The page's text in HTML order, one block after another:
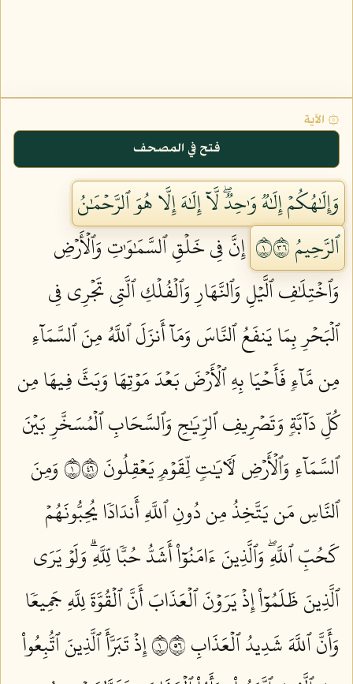
۞ الآية
فتح في المصحف
وَإِلَٰهُكُمۡ إِلَٰهٞ وَٰحِدٞۖ لَّآ إِلَٰهَ إِلَّا هُوَ ٱلرَّحۡمَٰنُ
ٱلرَّحِيمُ ١٦٣
إِنَّ فِي خَلۡقِ ٱلسَّمَٰوَٰتِ وَٱلۡأَرۡضِ
وَٱخۡتِلَٰفِ ٱلَّيۡلِ وَٱلنَّهَارِ وَٱلۡفُلۡكِ ٱلَّتِي تَجۡرِي فِي
ٱلۡبَحۡرِ بِمَا يَنفَعُ ٱلنَّاسَ وَمَآ أَنزَلَ ٱللَّهُ مِنَ ٱلسَّمَآءِ
مِن مَّآءٖ فَأَحۡيَا بِهِ ٱلۡأَرۡضَ بَعۡدَ مَوۡتِهَا وَبَثَّ فِيهَا مِن
كُلِّ دَآبَّةٖ وَتَصۡرِيفِ ٱلرِّيَٰحِ وَٱلسَّحَابِ ٱلۡمُسَخَّرِ بَيۡنَ
ٱلسَّمَآءِ وَٱلۡأَرۡضِ لَأٓيَٰتٖ لِّقَوۡمٖ يَعۡقِلُونَ ١٦٤
وَمِنَ
ٱلنَّاسِ مَن يَتَّخِذُ مِن دُونِ ٱللَّهِ أَندَادٗا يُحِبُّونَهُمۡ
كَحُبِّ ٱللَّهِۖ وَٱلَّذِينَ ءَامَنُوٓاْ أَشَدُّ حُبّٗا لِّلَّهِۗ وَلَوۡ يَرَى
ٱلَّذِينَ ظَلَمُوٓاْ إِذۡ يَرَوۡنَ ٱلۡعَذَابَ أَنَّ ٱلۡقُوَّةَ لِلَّهِ جَمِيعٗا
وَأَنَّ ٱللَّهَ شَدِيدُ ٱلۡعَذَابِ ١٦٥
إِذۡ تَبَرَّأَ ٱلَّذِينَ ٱتُّبِعُواْ